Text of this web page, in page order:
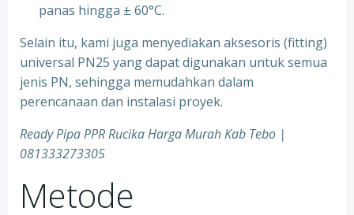
panas hingga ± 60°C.
Selain itu, kami juga menyediakan aksesoris (fitting)
universal PN25 yang dapat digunakan untuk semua
jenis PN, sehingga memudahkan dalam
perencanaan dan instalasi proyek.
Ready Pipa PPR Rucika Harga Murah Kab Tebo |
081333273305
Metode